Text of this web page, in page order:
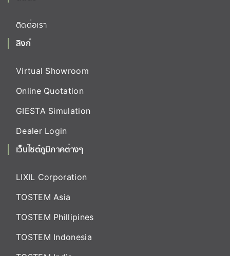
ติดต่อเรา
ลิงก์
Virtual Showroom
Online Quotation
GIESTA Simulation
Dealer Login
เว็บไซต์ภูมิภาคต่างๆ
LIXIL Corporation
TOSTEM Asia
TOSTEM Phillipines
TOSTEM Indonesia